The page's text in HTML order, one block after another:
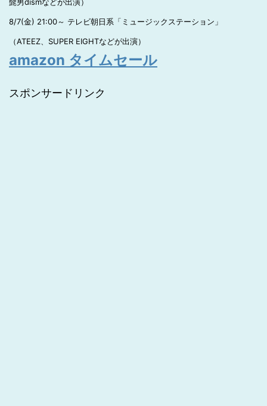
8/7(金) 21:00～ テレビ朝日系「ミュージックステーション」
（ATEEZ、SUPER EIGHTなどが出演）
amazon タイムセール
スポンサードリンク